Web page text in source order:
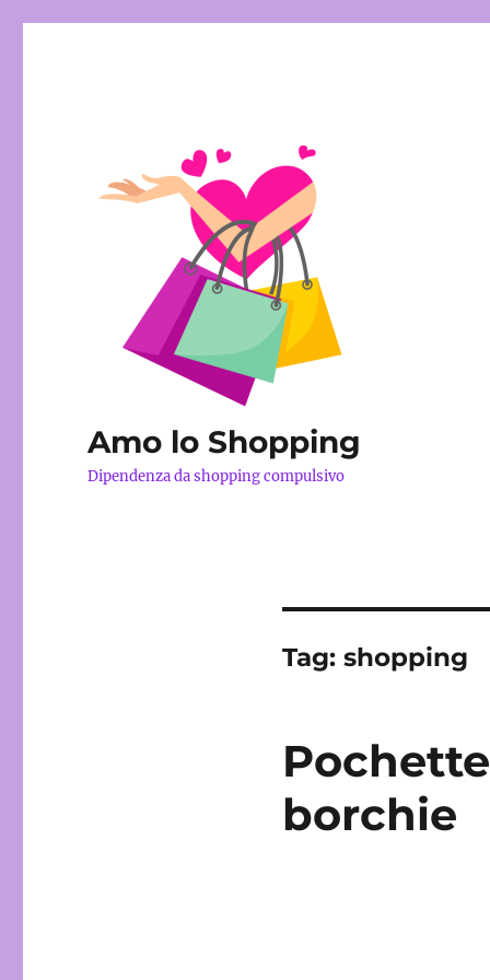
Amo lo Shopping
Dipendenza da shopping compulsivo
Tag: shopping
borchie